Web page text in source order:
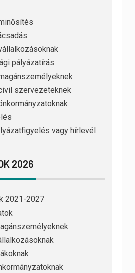
pályázatírás
szervezeteknek
vagy hírlevél
2026
2021-2027